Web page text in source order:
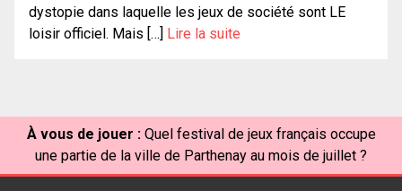
dystopie dans laquelle les jeux de société sont LE
loisir officiel. Mais […] Lire la suite
À vous de jouer : Quel festival de jeux français occupe
une partie de la ville de Parthenay au mois de juillet ?